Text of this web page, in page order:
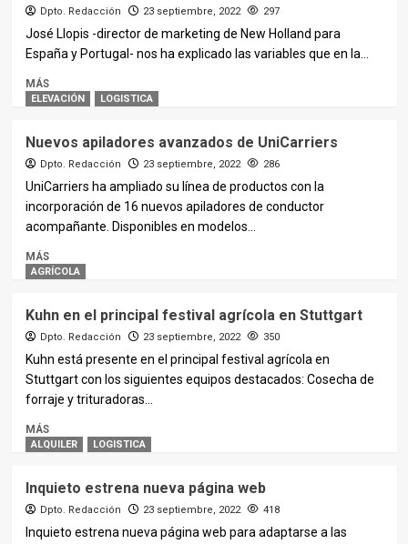
Dpto. Redacción 23 septiembre, 2022 297
José Llopis -director de marketing de New Holland para
España y Portugal- nos ha explicado las variables que en la...
MÁS
ELEVACIÓN LOGISTICA
Nuevos apiladores avanzados de UniCarriers
Dpto. Redacción 23 septiembre, 2022 286
UniCarriers ha ampliado su línea de productos con la
incorporación de 16 nuevos apiladores de conductor
acompañante. Disponibles en modelos...
MÁS
AGRÍCOLA
Kuhn en el principal festival agrícola en Stuttgart
Dpto. Redacción 23 septiembre, 2022 350
Kuhn está presente en el principal festival agrícola en
Stuttgart con los siguientes equipos destacados: Cosecha de
forraje y trituradoras...
MÁS
ALQUILER LOGISTICA
Inquieto estrena nueva página web
Dpto. Redacción 23 septiembre, 2022 418
Inquieto estrena nueva página web para adaptarse a las